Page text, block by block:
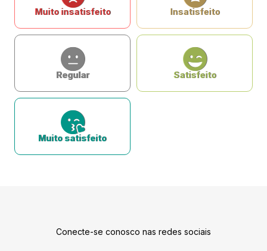
Muito insatisfeito Insatisfeito
Regular Satisfeito
Muito satisfeito
Conecte-se conosco nas redes sociais